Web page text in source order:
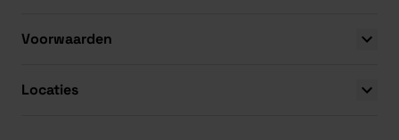
Voorwaarden
Locaties